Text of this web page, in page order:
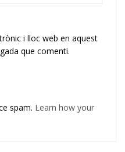
i lloc web en aquest
que comenti.
spam. Learn how your